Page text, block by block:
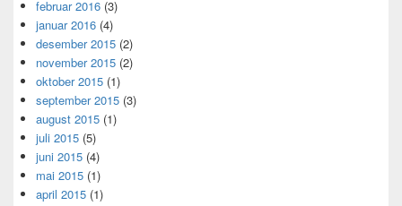
februar 2016 (3)
januar 2016 (4)
desember 2015 (2)
november 2015 (2)
oktober 2015 (1)
september 2015 (3)
august 2015 (1)
juli 2015 (5)
juni 2015 (4)
mai 2015 (1)
april 2015 (1)